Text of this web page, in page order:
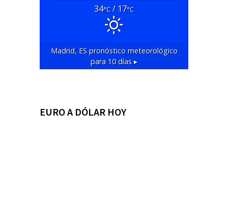
34°C/ 17°C
Madrid, ESpronóstico meteorológico
para 10 días ▸
EURO A DÓLAR HOY